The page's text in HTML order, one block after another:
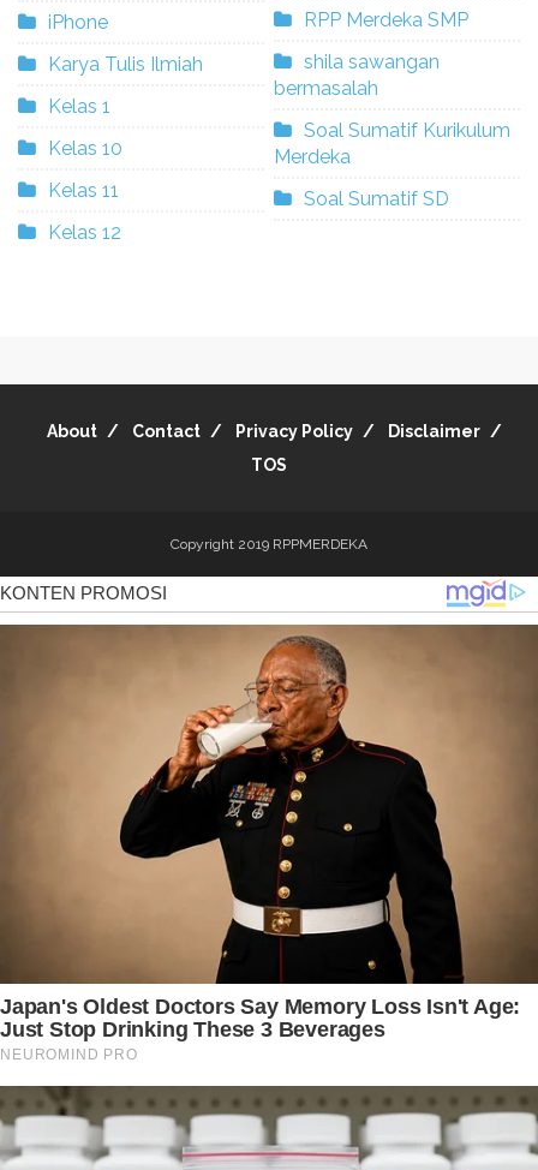
iPhone
Karya Tulis Ilmiah
Kelas 1
Kelas 10
Kelas 11
Kelas 12
RPP Merdeka SMP
shila sawangan
bermasalah
Soal Sumatif Kurikulum
Merdeka
Soal Sumatif SD
About Contact Privacy Policy
Disclaimer
TOS
Copyright 2019 RPPMERDEKA